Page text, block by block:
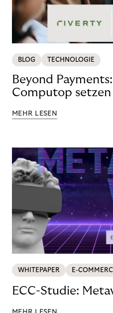
BLOG TECHNOLOGIE
Beyond
Computop
MEHR LESEN
WHITEPAPER E-
ECC-Studie: